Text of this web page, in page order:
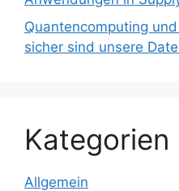
Quantencomputing
sicher sind unsere
Kategorien
Allgemein